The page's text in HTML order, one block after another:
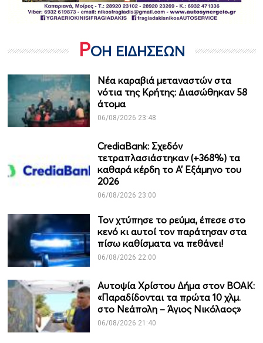
ΡΟΗ ΕΙΔΗΣΕΩΝ
Νέα καραβιά μεταναστών στα
νότια της Κρήτης: Διασώθηκαν 58
άτομα
06/08/2026 23:48
CrediaBank: Σχεδόν
τετραπλασιάστηκαν (+368%) τα
καθαρά κέρδη το Α’ Εξάμηνο του
2026
06/08/2026 23:00
Τον χτύπησε το ρεύμα, έπεσε στο
κενό κι αυτοί τον παράτησαν στα
πίσω καθίσματα να πεθάνει!
06/08/2026 22:00
Αυτοψία Χρίστου Δήμα στον ΒΟΑΚ:
«Παραδίδονται τα πρώτα 10 χλμ.
στο Νεάπολη – Άγιος Νικόλαος»
06/08/2026 21:40